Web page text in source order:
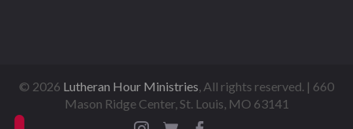
© 2026 Lutheran Hour Ministries, All rights reserved. | 660
Mason Ridge Center, St. Louis, MO 63141